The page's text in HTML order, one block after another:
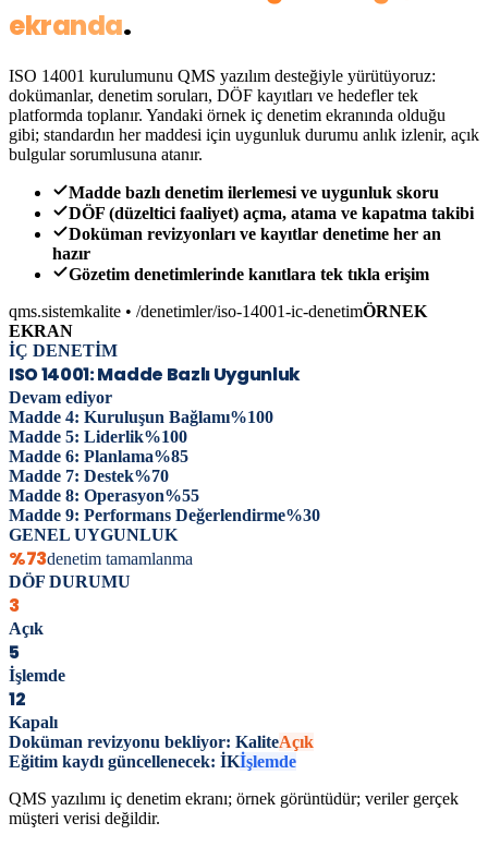
ekranda.
ISO 14001 kurulumunu QMS yazılım desteğiyle yürütüyoruz:
dokümanlar, denetim soruları, DÖF kayıtları ve hedefler tek
platformda toplanır. Yandaki örnek iç denetim ekranında olduğu
gibi; standardın her maddesi için uygunluk durumu anlık izlenir, açık
bulgular sorumlusuna atanır.
Madde bazlı denetim ilerlemesi ve uygunluk skoru
DÖF (düzeltici faaliyet) açma, atama ve kapatma takibi
Doküman revizyonları ve kayıtlar denetime her an
hazır
Gözetim denetimlerinde kanıtlara tek tıkla erişim
qms.sistemkalite • /denetimler/iso-14001-ic-denetimÖRNEK
EKRAN
İÇ DENETİM
ISO 14001: Madde Bazlı Uygunluk
Devam ediyor
Madde 4: Kuruluşun Bağlamı%100
Madde 5: Liderlik%100
Madde 6: Planlama%85
Madde 7: Destek%70
Madde 8: Operasyon%55
Madde 9: Performans Değerlendirme%30
GENEL UYGUNLUK
%73denetim tamamlanma
DÖF DURUMU
3
Açık
5
İşlemde
12
Kapalı
Doküman revizyonu bekliyor: KaliteAçık
Eğitim kaydı güncellenecek: İKİşlemde
QMS yazılımı iç denetim ekranı; örnek görüntüdür; veriler gerçek
müşteri verisi değildir.